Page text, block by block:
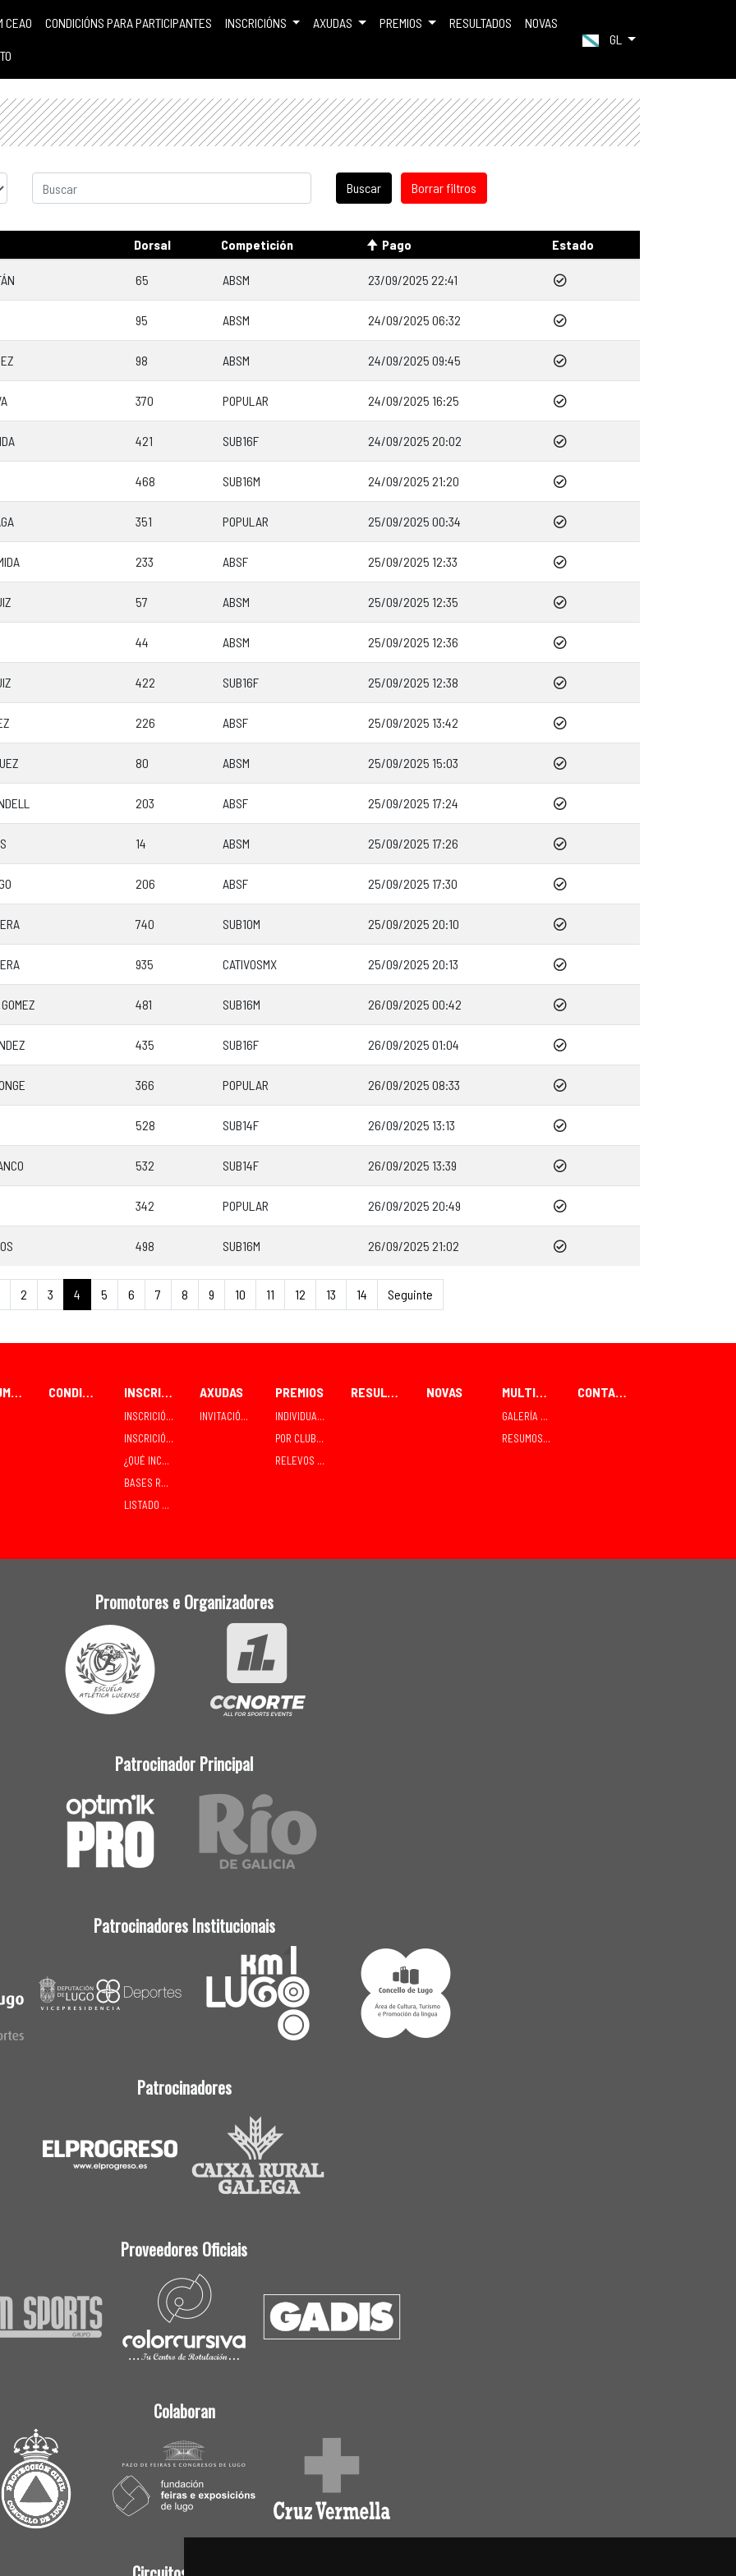
CEAO CONDICIÓNS PARA PARTICIPANTES INSCRICIÓNS AXUDAS PREMIOS RESULTADOS NOVAS
GL
Dorsal Competición Pago Estado
65 ABSM 23/09/2025 22:41
95 ABSM 24/09/2025 06:32
98 ABSM 24/09/2025 09:45
370 POPULAR 24/09/2025 16:25
421 SUB16F 24/09/2025 20:02
468 SUB16M 24/09/2025 21:20
351 POPULAR 25/09/2025 00:34
233 ABSF 25/09/2025 12:33
57 ABSM 25/09/2025 12:35
44 ABSM 25/09/2025 12:36
422 SUB16F 25/09/2025 12:38
226 ABSF 25/09/2025 13:42
80 ABSM 25/09/2025 15:03
203 ABSF 25/09/2025 17:24
14 ABSM 25/09/2025 17:26
206 ABSF 25/09/2025 17:30
740 SUB10M 25/09/2025 20:10
935 CATIVOSMX 25/09/2025 20:13
481 SUB16M 26/09/2025 00:42
435 SUB16F 26/09/2025 01:04
366 POPULAR 26/09/2025 08:33
528 SUB14F 26/09/2025 13:13
532 SUB14F 26/09/2025 13:39
342 POPULAR 26/09/2025 20:49
498 SUB16M 26/09/2025 21:02
2 3 4 5 6 7 8 9 10 11 12 13 14 Seguinte
FORUM CEAO CONDICIÓNS PARA PARTICIPANTES INSCRICIÓNS
INSCRICIÓN / RECOLLIDA INDIVIDUAL
INSCRICIÓN / RECOLLIDA EN GRUPO - CLUBES
¿QUÉ INCLÚE A INSCRICIÓN?
BASES RELEVOS MIXTOS SÁBADO
LISTADO DE INSCRITOS
AXUDAS
INVITACIÓNS E CONTRATACIÓNS
PREMIOS
INDIVIDUAIS
POR CLUBES
RELEVOS MIXTOS
RESULTADOS NOVAS MULTIMEDIA
GALERÍA FOTOGRÁFICA
RESUMOS TVE TELEDEPORTE
CONTACTO
Promotores e Organizadores
Patrocinador Principal
Patrocinadores Institucionais
Patrocinadores
Proveedores Oficiais
Colaboran